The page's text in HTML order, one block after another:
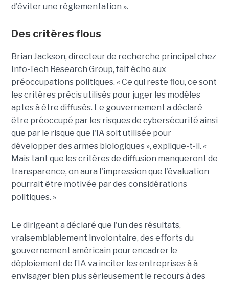
d'éviter une réglementation ».
Des critères flous
Brian Jackson, directeur de recherche principal chez
Info-Tech Research Group, fait écho aux
préoccupations politiques. « Ce qui reste flou, ce sont
les critères précis utilisés pour juger les modèles
aptes à être diffusés. Le gouvernement a déclaré
être préoccupé par les risques de cybersécurité ainsi
que par le risque que l'IA soit utilisée pour
développer des armes biologiques », explique-t-il. «
Mais tant que les critères de diffusion manqueront de
transparence, on aura l'impression que l'évaluation
pourrait être motivée par des considérations
politiques. »
Le dirigeant a déclaré que l'un des résultats,
vraisemblablement involontaire, des efforts du
gouvernement américain pour encadrer le
déploiement de l’IA va inciter les entreprises à à
envisager bien plus sérieusement le recours à des